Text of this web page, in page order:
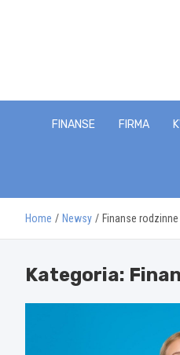
FINANSE FIRMA
Home Newsy Finanse rodzinne
Kategoria: